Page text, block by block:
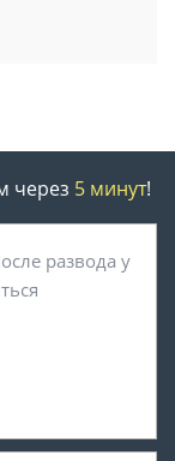
через 5 минут!